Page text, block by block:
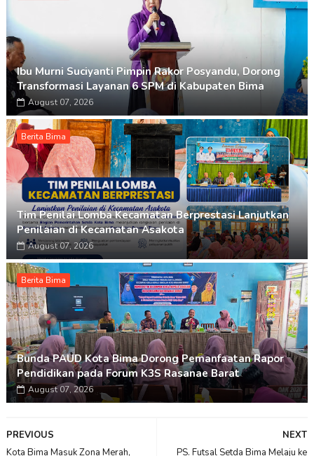
Ibu Murni Suciyanti Pimpin Rakor Posyandu, Dorong
Transformasi Layanan 6 SPM di Kabupaten Bima
August 07, 2026
Berita Bima
Tim Penilai Lomba Kecamatan Berprestasi Lanjutkan
Penilaian di Kecamatan Asakota
August 07, 2026
Berita Bima
Bunda PAUD Kota Bima Dorong Pemanfaatan Rapor
Pendidikan pada Forum K3S Rasanae Barat
August 07, 2026
NEXT
PS. Futsal Setda Bima Melaju ke
PREVIOUS
Kota Bima Masuk Zona Merah,